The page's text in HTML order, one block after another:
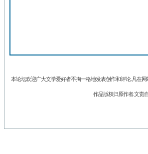
本论坛欢迎广大文学爱好者不拘一格地发表创作和评论.凡在
作品版权归原作者.文责